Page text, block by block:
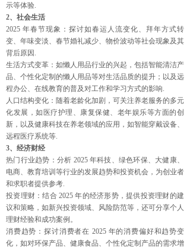
示等体验.
2、社会生活
2025 年春节现象：探讨如春运人流变化、拜年方式转
变、年味变淡、春节婚礼减少、物价波动等社会现象及其
背后原因.
生活方式变革：如懒人用品行业的兴起，包括智能清洁产
品、个性化定制的懒人用品等对生活品质的提升；以及远
程办公、在线教育的普及对工作和学习方式的影响.
人口结构变化：随着老龄化加剧，可关注养老服务的多元
化发展，如医疗护理、康复保健、老年娱乐等方面的创
新，以及健康科技在养老领域的应用，如智能穿戴设备、
远程医疗系统等.
3、经济财经
热门行业趋势：分析 2025 年科技、绿色环保、大健康、
电商、教育培训等行业的发展趋势和投资机会，为创业者
和求职者提供参考.
投资理财：结合 2025 年的经济形势，提供投资理财的建
议和策略，如新兴投资领域、风险防范等，还可分享个人
理财经验和成功案例。
消费趋势：探讨消费者在 2025 年的消费偏好和趋势变
化，如对环保产品、健康食品、个性化定制产品的需求增